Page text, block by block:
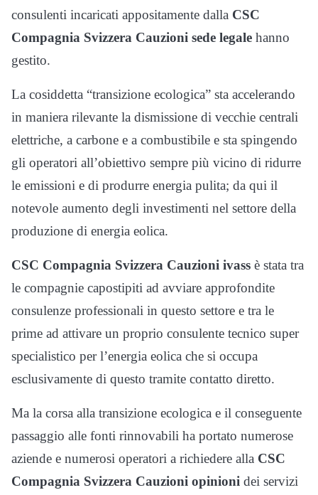
consulenti incaricati appositamente dalla CSC
Compagnia Svizzera Cauzioni sede legale hanno
gestito.
La cosiddetta “transizione ecologica” sta accelerando
in maniera rilevante la dismissione di vecchie centrali
elettriche, a carbone e a combustibile e sta spingendo
gli operatori all’obiettivo sempre più vicino di ridurre
le emissioni e di produrre energia pulita; da qui il
notevole aumento degli investimenti nel settore della
produzione di energia eolica.
CSC Compagnia Svizzera Cauzioni ivass è stata tra
le compagnie capostipiti ad avviare approfondite
consulenze professionali in questo settore e tra le
prime ad attivare un proprio consulente tecnico super
specialistico per l’energia eolica che si occupa
esclusivamente di questo tramite contatto diretto.
Ma la corsa alla transizione ecologica e il conseguente
passaggio alle fonti rinnovabili ha portato numerose
aziende e numerosi operatori a richiedere alla CSC
Compagnia Svizzera Cauzioni opinioni dei servizi